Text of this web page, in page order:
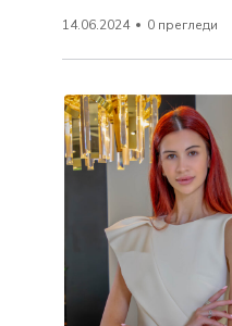
14.06.2024 0 прегледи